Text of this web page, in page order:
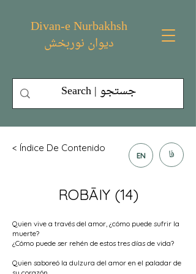
Divan-e Nurbakhsh
دیوان نوربخش
< Índice De Contenido
EN فا
ROBĀIY (14)
Quien vive a través del amor, ¿cómo puede sufrir la
muerte?
¿Cómo puede ser rehén de estos tres días de vida?
Quien saboreó la dulzura del amor en el paladar de